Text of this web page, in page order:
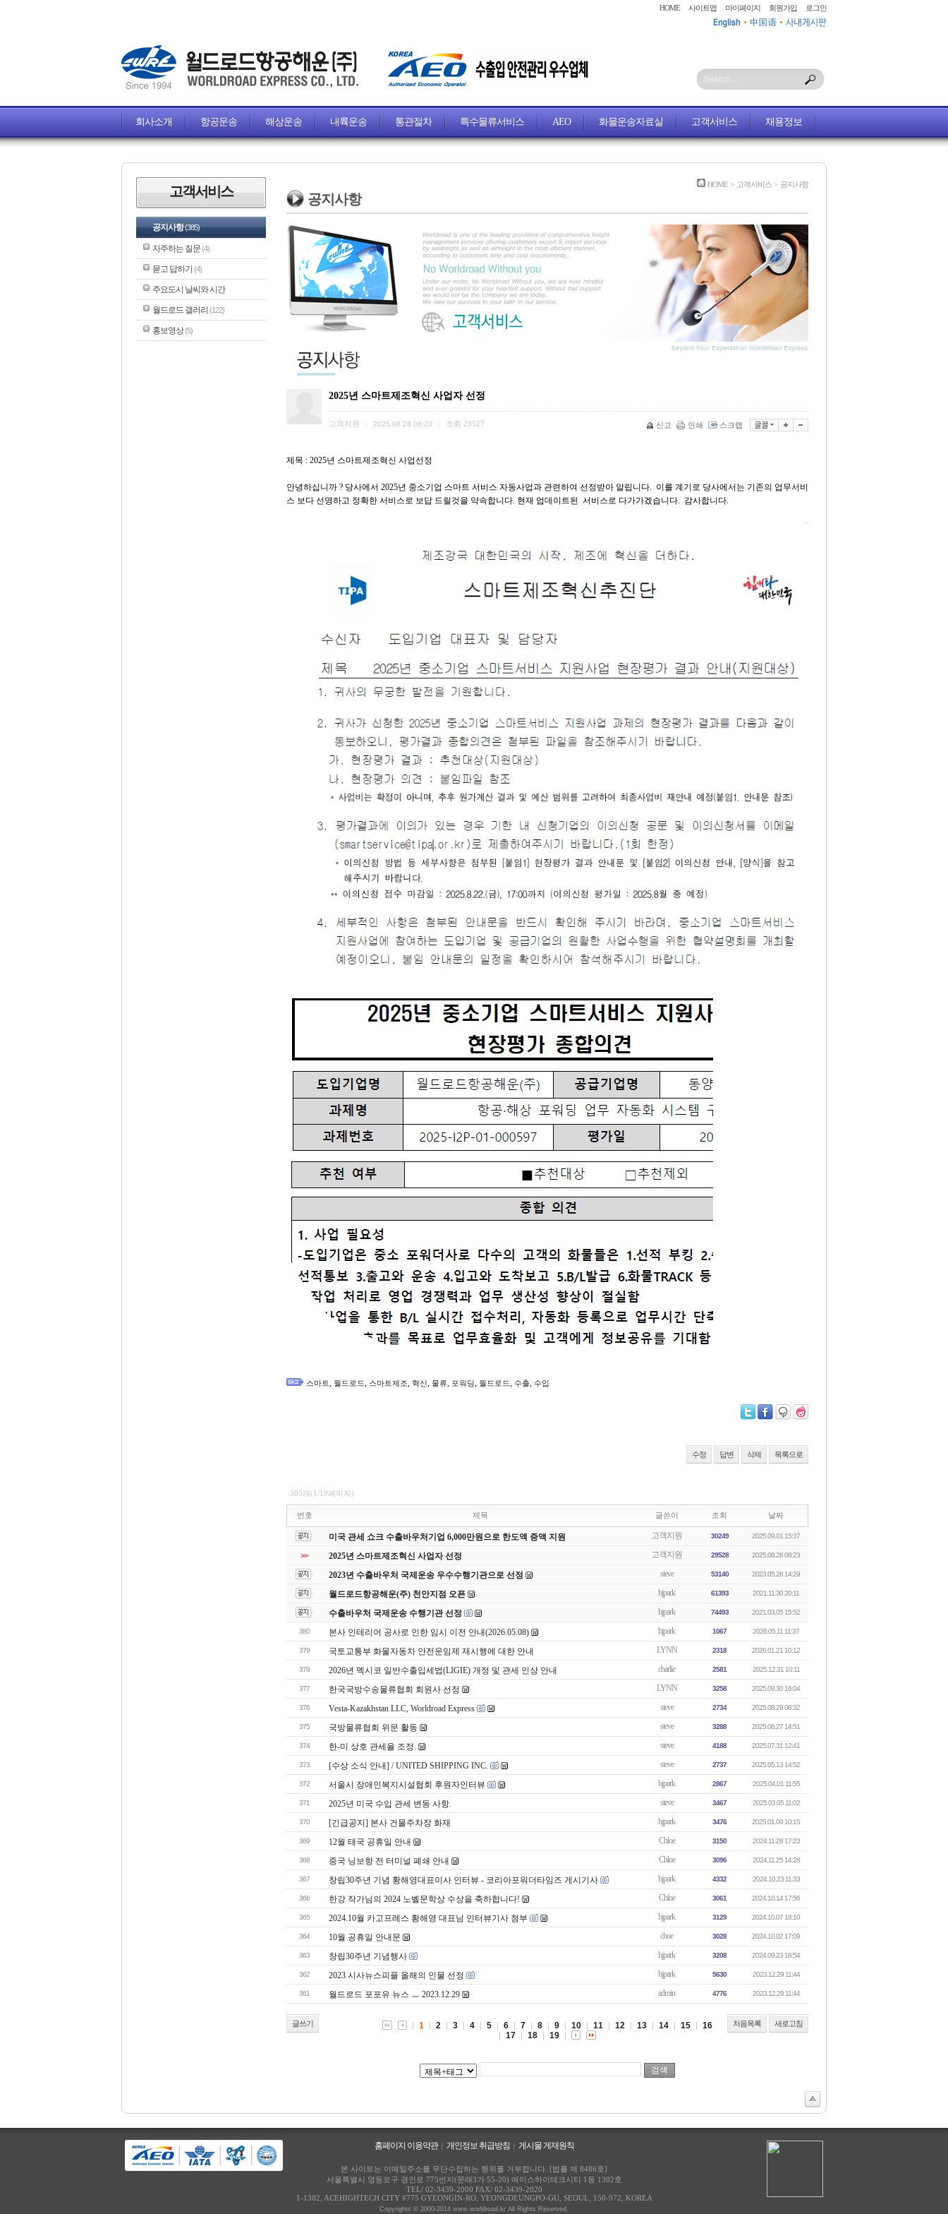
HOME 사이트맵 마이페이지 회원가입 로그인
Search...
회사소개 항공운송 해상운송 내륙운송 통관절차 특수물류서비스 AEO 화물운송자료실 고객서비스 채용정보
고객서비스
공지사항(385)
자주하는 질문(4)
묻고 답하기 (4)
주요도시 날씨와 시간
월드로드 갤러리 (122)
홍보영상(5)
HOME > 고객서비스 > 공지사항
공지사항
2025년 스마트제조혁신 사업자 선정
고객지원 2025.08.28 08:23 조회 29527 신고 인쇄 스크랩
제목 : 2025년 스마트제조혁신 사업선정
안녕하십니까 ? 당사에서 2025년 중소기업 스마트 서비스 자동사업과 관련하여 선정받아 알립니다. 이를 계기로 당사에서는 기존의 업무서비
스 보다 선명하고 정확한 서비스로 보답 드릴것을 약속합니다. 현재 업데이트된 서비스로 다가가겠습니다. 감사합니다.
스마트, 월드로드, 스마트제조, 혁신 , 물류, 포워딩, 월드로드, 수출, 수입
수정 답변 삭제 목록으로
385개(1/19페이지)
번호 제목 글쓴이 조회 날짜
미국 관세 쇼크 수출바우처기업 6,000만원으로 한도액 증액 지원 고객지원 30249 2025.09.01 15:37
>> 2025년 스마트제조혁신 사업자 선정 고객지원 29528 2025.08.28 08:23
2023년 수출바우처 국제운송 우수수행기관으로 선정 steve 53140 2023.05.26 14:29
월드로드항공해운(주) 천안지점 오픈 hjpark 61393 2021.11.30 20:11
수출바우처 국제운송 수행기관 선정 hjpark 74493 2021.03.05 15:52
380 본사 인테리어 공사로 인한 임시 이전 안내(2026.05.08) hjpark 1067 2026.05.11 11:37
379 국토교통부 화물자동차 안전운임제 재시행에 대한 안내 LYNN 2318 2026.01.21 10:12
378 2026년 멕시코 일반수출입세법(LIGIE) 개정 및 관세 인상 안내 charlie 2581 2025.12.31 10:11
377 한국국방수송물류협회 회원사 선정 LYNN 3258 2025.09.30 16:04
376 Vesta-Kazakhstan LLC, Worldroad Express steve 2734 2025.08.29 08:32
375 국방물류협회 위문 활동 steve 3288 2025.08.27 14:51
374 한-미 상호 관세율 조정. steve 4188 2025.07.31 12:41
373 [수상 소식 안내] / UNITED SHIPPING INC. steve 2737 2025.05.13 14:52
372 서울시 장애인복지시설협회 후원자인터뷰 hjpark 2867 2025.04.01 11:55
371 2025년 미국 수입 관세 변동 사항. steve 3467 2025.03.05 11:02
370 [긴급공지] 본사 건물주차장 화재 hjpark 3476 2025.01.09 10:15
369 12월 태국 공휴일 안내 Chloe 3150 2024.11.28 17:23
368 중국 닝보항 전 터미널 폐쇄 안내 Chloe 3096 2024.11.25 14:28
367 창립30주년 기념 황해영대표이사 인터뷰 - 코리아포워더타임즈 게시기사 hjpark 4332 2024.10.23 11:33
366 한강 작가님의 2024 노벨문학상 수상을 축하합니다! Chloe 3061 2024.10.14 17:56
365 2024.10월 카고프레스 황해영 대표님 인터뷰기사 첨부 hjpark 3129 2024.10.07 18:10
364 10월 공휴일 안내문 choe 3028 2024.10.02 17:09
363 창립30주년 기념행사 hjpark 3208 2024.09.23 18:54
362 2023 시사뉴스피플 올해의 인물 선정 hjpark 5630 2023.12.29 11:44
361 월드로드 포포유 뉴스 ㅡ 2023.12.29 admin 4776 2023.12.29 11:44
글쓰기 처음목록 새로고침
1 2 3 4 5 6 7 8 9 10 11 12 13 14 15
16
17
18 19
홈페이지 이용약관 개인정보 취급방침 게시물 게재원칙
본 사이트는 이메일주소를 무단수집하는 행위를 거부합니다. [법률 제 8486호]
서울특별시 영등포구 경인로 775번지(문래3가 55-20) 에이스하이테크시티 1동 1302호
TEL/ 02-3439-2000 FAX/ 02-3439-2020
1-1302, ACEHIGHTECH CITY #775 GYEONGIN-RO, YEONGDEUNGPO-GU, SEOUL, 150-972, KOREA
Copyrights © 2000-2014 www.worldroad.kr All Rights Reserved.